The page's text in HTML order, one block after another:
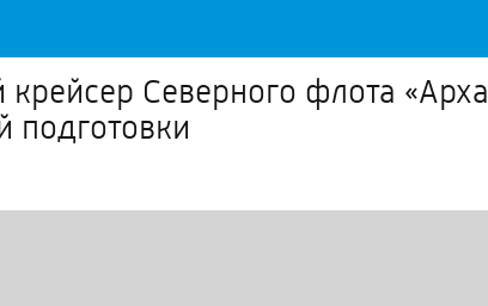
Северного флота
подготовки